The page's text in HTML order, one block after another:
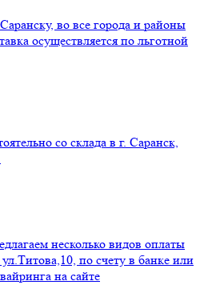
во все города и районы
осуществляется по льготной
со склада в г. Саранск,
несколько видов оплаты
по счету в банке или
на сайте